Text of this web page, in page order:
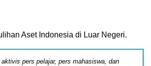
Aset Indonesia di Luar Negeri.
pers pelajar, pers mahasiswa, dan